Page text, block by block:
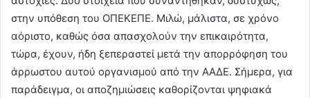
στην υπόθεση του ΟΠΕΚΕΠΕ. Μιλώ, μάλιστα, σε χρόνο
αόριστο, καθώς όσα απασχολούν την επικαιρότητα,
τώρα, έχουν, ήδη ξεπεραστεί μετά την απορρόφηση του
άρρωστου αυτού οργανισμού από την ΑΑΔΕ. Σήμερα, για
παράδειγμα, οι αποζημιώσεις καθορίζονται ψηφιακά